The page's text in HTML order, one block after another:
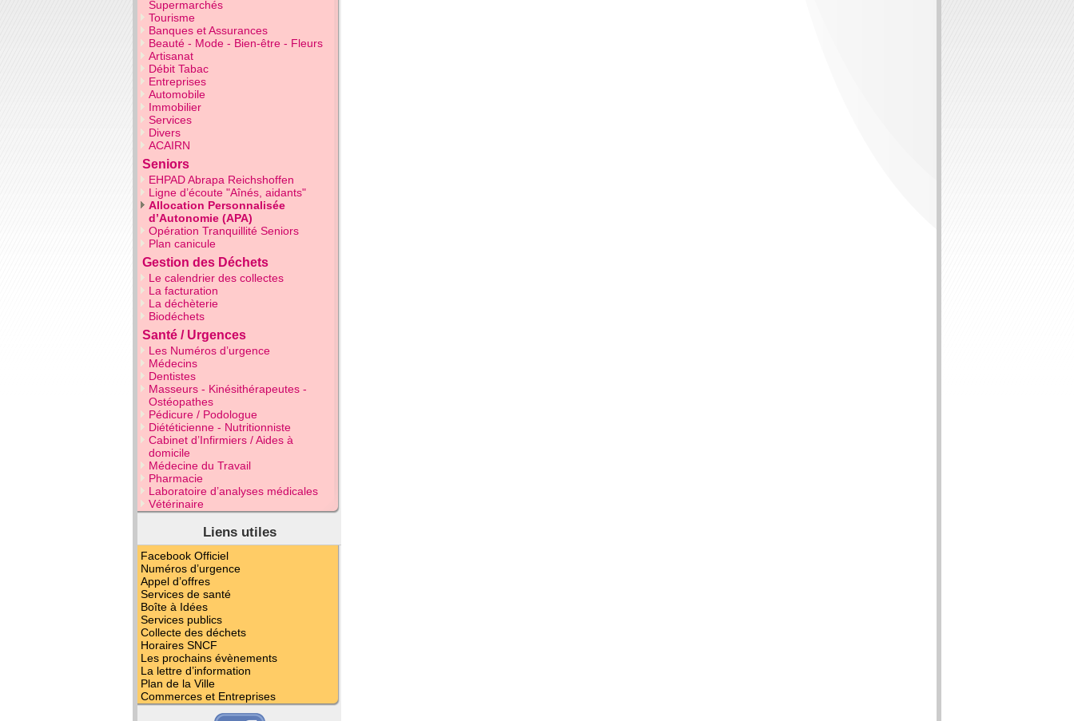
Supermarchés
Tourisme
Banques et Assurances
Beauté - Mode - Bien-être - Fleurs
Artisanat
Débit Tabac
Entreprises
Automobile
Immobilier
Services
Divers
ACAIRN
Seniors
EHPAD Abrapa Reichshoffen
Ligne d’écoute "Aînés, aidants"
Allocation Personnalisée
d’Autonomie (APA)
Opération Tranquillité Seniors
Plan canicule
Gestion des Déchets
Le calendrier des collectes
La facturation
La déchèterie
Biodéchets
Santé / Urgences
Les Numéros d’urgence
Médecins
Dentistes
Masseurs - Kinésithérapeutes -
Ostéopathes
Pédicure / Podologue
Diététicienne - Nutritionniste
Cabinet d’Infirmiers / Aides à
domicile
Médecine du Travail
Pharmacie
Laboratoire d’analyses médicales
Vétérinaire
Liens utiles
Facebook Officiel
Numéros d’urgence
Appel d’offres
Services de santé
Boîte à Idées
Services publics
Collecte des déchets
Horaires SNCF
Les prochains évènements
La lettre d’information
Plan de la Ville
Commerces et Entreprises